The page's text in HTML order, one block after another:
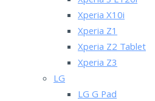
Xperia X10i
Xperia Z1
Xperia Z2 Tablet
Xperia Z3
LG
LG G Pad